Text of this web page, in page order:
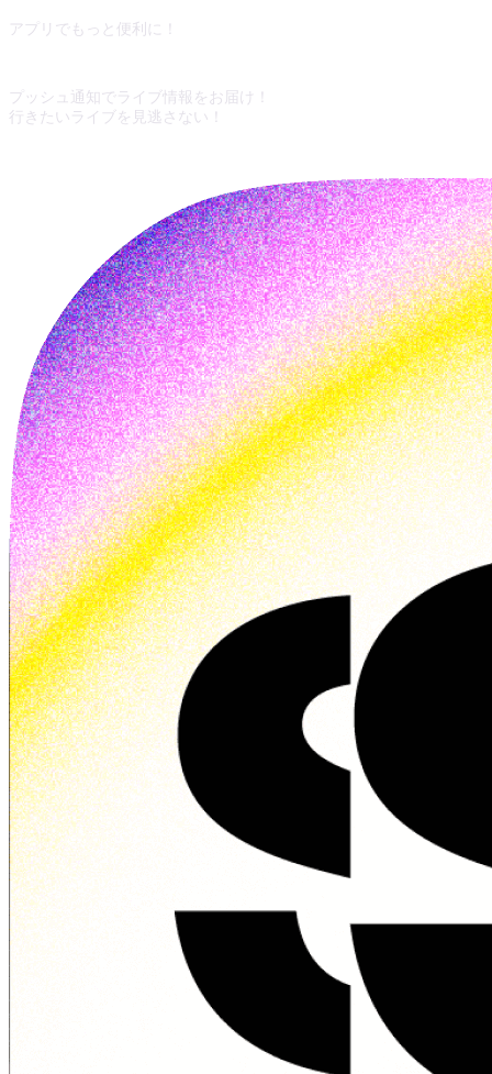
アプリでもっと便利に！
プッシュ通知でライブ情報をお届け！
行きたいライブを見逃さない！